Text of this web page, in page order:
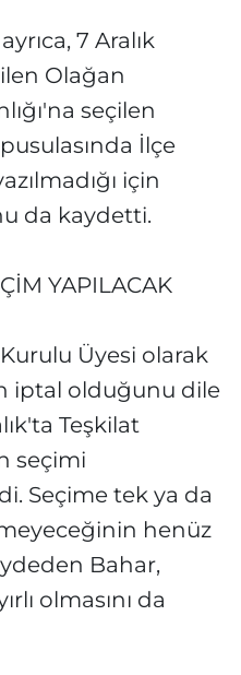
7 Aralık
Olağan
seçilen
İlçe
için
da kaydetti.
YAPILACAK
Üyesi olarak
iptal olduğunu dile
Teşkilat
seçimi
Seçime tek ya da
henüz
Bahar,
olmasını da